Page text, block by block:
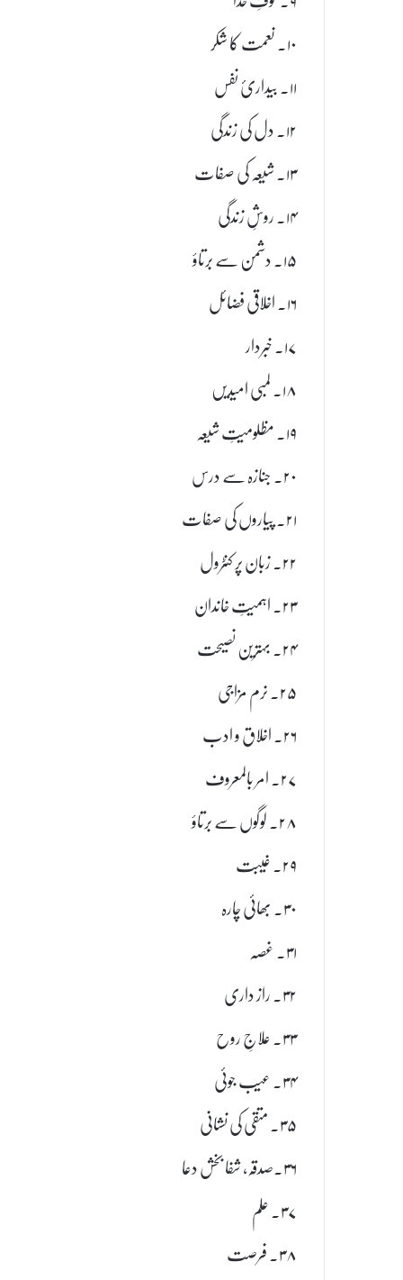
۱۰۔ نعمت کا شکر
۱۱۔ بیداریٔ نفس
۱۲۔ دل کی زندگی
۱۳۔ شیعہ کی صفات
۱۴۔ روشِ زندگی
۱۵۔ دشمن سے برتاؤ
۱۶۔ اخلاقی فضائل
۱۷۔ خبردار
۱۸۔ لمبی امیدیں
۱۹۔ مظلومیتِ شیعہ
۲۰۔ جنازہ سے درس
۲۱۔ پیاروں کی صفات
۲۲۔ زبان پر کنٹرول
۲۳۔ اہمیتِ خاندان
۲۴۔ بہترین نصیحت
۲۵۔ نرم مزاجی
۲۶۔ اخلاق و ادب
۲۷۔ امر بالمعروف
۲۸۔ لوگوں سے برتاؤ
۲۹۔ غیبت
۳۰۔ بھائی چارہ
۳۱۔ غصہ
۳۲۔ راز داری
۳۳۔ علاجِ روح
۳۴۔ عیب جوئی
۳۵۔ متقی کی نشانی
۳۶۔صدقہ، شفا بخش دعا
۳۷۔ علم
۳۸۔ فرصت